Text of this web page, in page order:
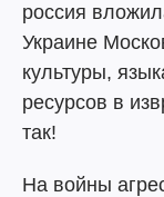
россия
Украине
культуры,
ресурсов в
так!
На войны